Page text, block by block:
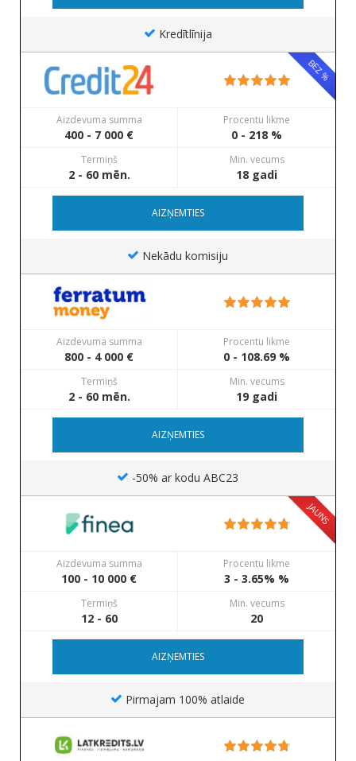
Kredītlīnija
BEZ %
Aizdevuma summa
400 - 7 000 €
Procentu likme
0 - 218 %
Termiņš
2 - 60 mēn.
Min. vecums
18 gadi
AIZŅEMTIES
Nekādu komisiju
Aizdevuma summa
800 - 4 000 €
Procentu likme
0 - 108.69 %
Termiņš
2 - 60 mēn.
Min. vecums
19 gadi
AIZŅEMTIES
-50% ar kodu ABC23
JAUNS
Aizdevuma summa
100 - 10 000 €
Procentu likme
3 - 3.65% %
Termiņš
12 - 60
Min. vecums
20
AIZŅEMTIES
Pirmajam 100% atlaide